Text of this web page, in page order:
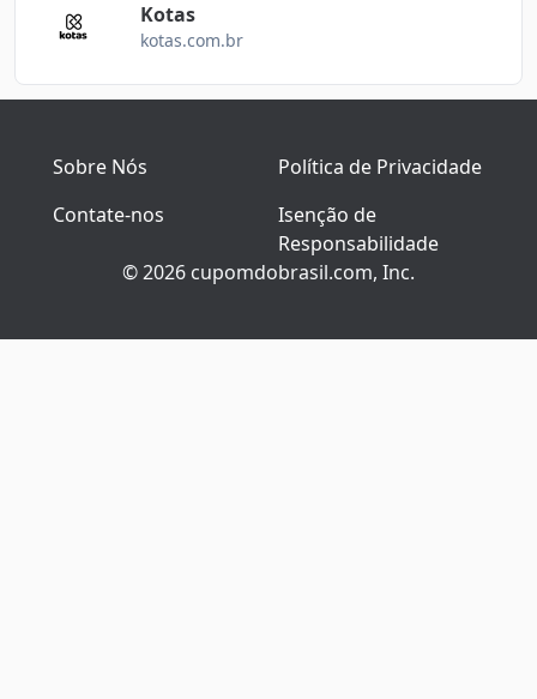
Kotas
kotas.com.br
Sobre Nós
Política de Privacidade
Contate-nos
Isenção de
Responsabilidade
© 2026 cupomdobrasil.com, Inc.